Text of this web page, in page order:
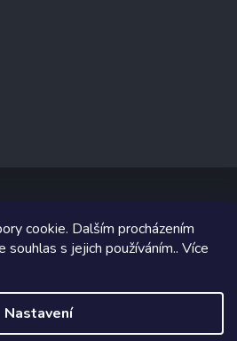
cookie. Dalším procházením
s jejich používáním.. Více
Nastavení
. Všechna práva vyhrazena.
Shoptet implementoval
Shoptetak.cz.